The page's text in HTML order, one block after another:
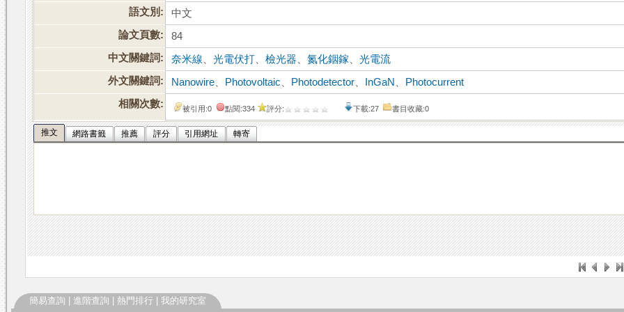
語文別:
中文
論文頁數:
84
中文關鍵詞:
奈米線 、光電伏打 、檢光器 、氮化銦鎵 、光電流
外文關鍵詞:
Nanowire Photovoltaic Photodetector InGaN
Photocurrent
相關次數:
被引用:0 點閱:334 評分: 下載:27 書目收藏:0
推文 網路書籤 推薦 評分 引用網址 轉寄
簡易查詢 進階查詢 熱門排行 我的研究室